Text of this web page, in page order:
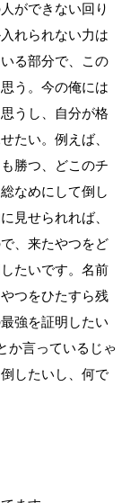
ができない回り
れられない力は
る部分で、この
う。今の俺には
うし、自分が格
たい。例えば、
勝つ、どこのチ
なめにして倒し
見せられれば、
、来たやつをど
たいです。名前
つをひたすら残
強を証明したい
か言っているじゃ
したいし、何で